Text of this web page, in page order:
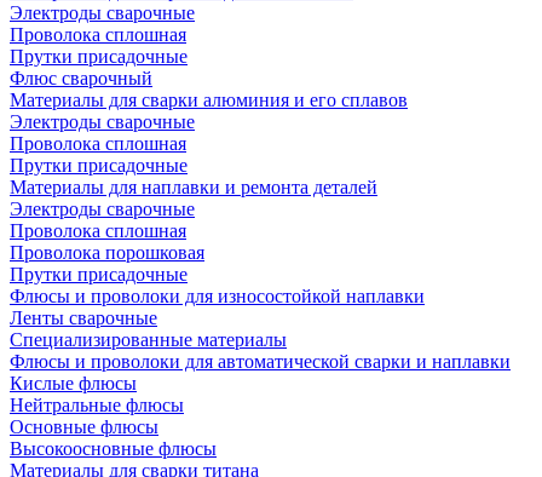
Электроды сварочные
Проволока сплошная
Прутки присадочные
Флюс сварочный
Материалы для сварки алюминия и его сплавов
Электроды сварочные
Проволока сплошная
Прутки присадочные
Материалы для наплавки и ремонта деталей
Электроды сварочные
Проволока сплошная
Проволока порошковая
Прутки присадочные
Флюсы и проволоки для износостойкой наплавки
Ленты сварочные
Специализированные материалы
Флюсы и проволоки для автоматической сварки и наплавки
Кислые флюсы
Нейтральные флюсы
Основные флюсы
Высокоосновные флюсы
Материалы для сварки титана